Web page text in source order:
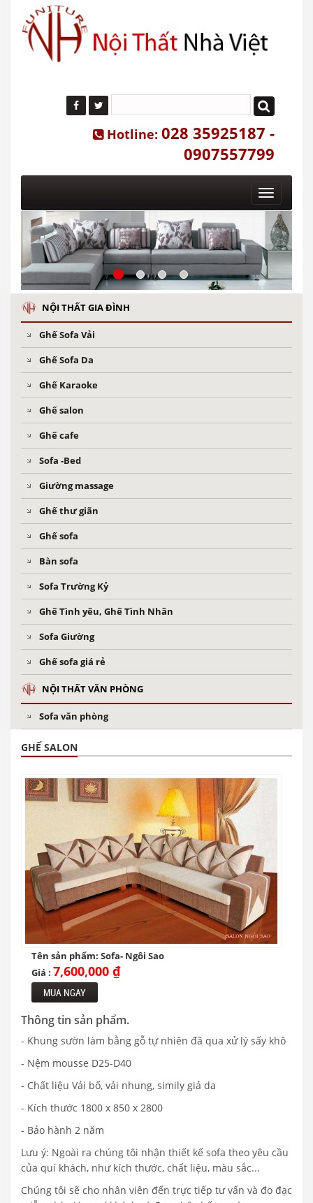
Hotline: 028 35925187 -
0907557799
Toggle
NỘI THẤT GIA ĐÌNH
Ghế Sofa Vải
Ghế Sofa Da
Ghế Karaoke
Ghế salon
Ghế cafe
Sofa -Bed
Giường massage
Ghế thư giãn
Ghế sofa
Bàn sofa
Sofa Trường Kỷ
Ghế Tình yêu, Ghế Tình Nhân
Sofa Giường
Ghế sofa giá rẻ
NỘI THẤT VĂN PHÒNG
Sofa văn phòng
GHẾ SALON
Tên sản phẩm: Sofa- Ngôi Sao
Giá : 7,600,000 ₫
MUA NGAY
Thông tin sản phẩm.
- Khung sườn làm bằng gỗ tự nhiên đã qua xử lý sấy khô
- Nệm mousse D25-D40
- Chất liệu Vải bố, vải nhung, simily giả da
- Kích thước 1800 x 850 x 2800
- Bảo hành 2 năm
Lưu ý: Ngoài ra chúng tôi nhận thiết kế sofa theo yêu cầu
của quí khách, như kích thước, chất liệu, màu sắc...
Chúng tôi sẽ cho nhân viên đến trực tiếp tư vấn và đo đạc